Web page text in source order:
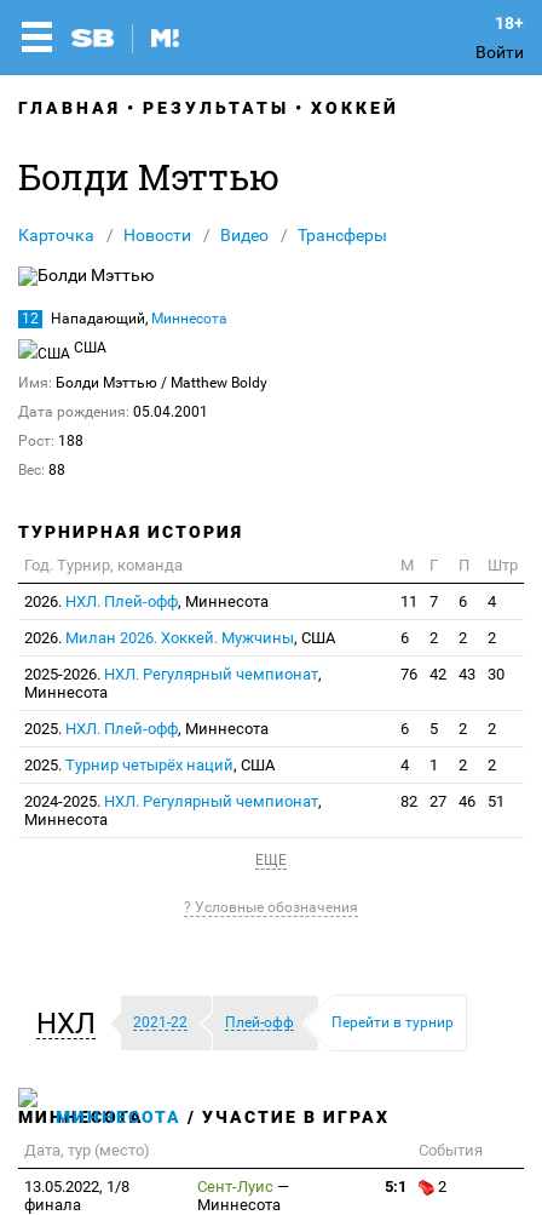
Войти
ГЛАВНАЯ РЕЗУЛЬТАТЫ ХОККЕЙ
Болди Мэттью
Карточка Новости Видео Трансферы
12 Нападающий, Миннесота
США
Имя: Болди Мэттью / Matthew Boldy
Дата рождения: 05.04.2001
Рост: 188
Вес: 88
ТУРНИРНАЯ ИСТОРИЯ
Год. Турнир, команда М Г П
Штр
2026. НХЛ. Плей-офф, Миннесота 11 7 6
4
2026. Милан 2026. Хоккей. Мужчины, США 6 2 2
2
2025-2026. НХЛ. Регулярный чемпионат,
Миннесота
76 42 43 30
2025. НХЛ. Плей-офф, Миннесота 6 5 2
2
2025. Турнир четырёх наций, США 4 1 2
2
2024-2025. НХЛ. Регулярный чемпионат,
Миннесота
82 27 46 51
ЕЩЕ
? Условные обозначения
НХЛ 2021-22 Плей-офф Перейти в турнир
МИННЕСОТА / УЧАСТИЕ В ИГРАХ
Дата, тур (место)
События
13.05.2022, 1/8
финала
Сент-Луис —
Миннесота
5:1 2